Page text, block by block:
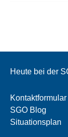
Heute bei der
Kontaktformular
SGO Blog
Situationsplan